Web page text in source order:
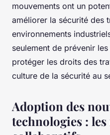
mouvements ont un
améliorer la sécurité des
environnements
seulement de prévenir
protéger les droits des
culture de la sécurité au
Adoption des
technologies :